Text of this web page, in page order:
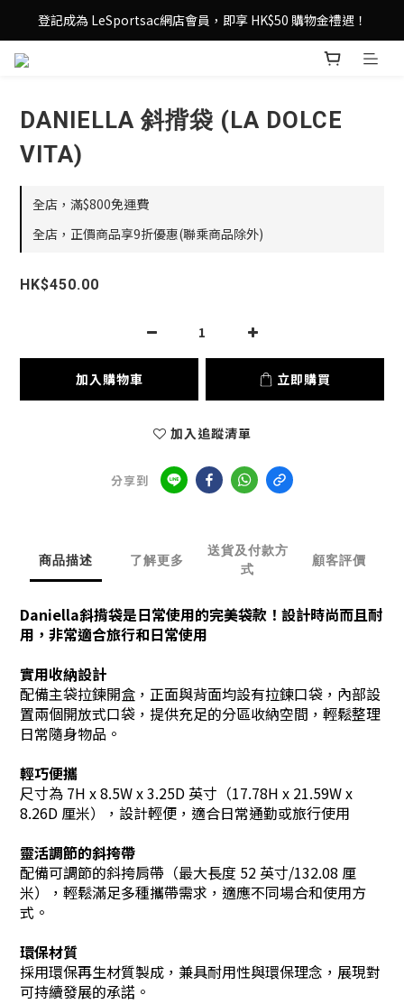
登記成為 LeSportsac網店會員，即享 HK$50 購物金禮遇！
登記成為 LeSportsac網店會員，即享 HK$50 購物金禮遇！
滿 $800尊享港澳免費送貨，購物從此更輕鬆自在！
DANIELLA 斜揹袋 (LA DOLCE
VITA)
全店，滿$800免運費
全店，正價商品享9折優惠(聯乘商品除外)
HK$450.00
加入購物車 立即購買
加入追蹤清單
分享到
商品描述 了解更多
送貨及付款方
式
顧客評價
Daniella斜揹袋是日常使用的完美袋款！設計時尚而且耐
用，非常適合旅行和日常使用
實用收納設計
配備主袋拉鍊開盒，正面與背面均設有拉鍊口袋，內部設
置兩個開放式口袋，提供充足的分區收納空間，輕鬆整理
日常隨身物品。
輕巧便攜
尺寸為 7H x 8.5W x 3.25D 英寸（17.78H x 21.59W x
8.26D 厘米），設計輕便，適合日常通勤或旅行使用
靈活調節的斜挎帶
配備可調節的斜挎肩帶（最大長度 52 英寸/132.08 厘
米），輕鬆滿足多種攜帶需求，適應不同場合和使用方
式。
環保材質
採用環保再生材質製成，兼具耐用性與環保理念，展現對
可持續發展的承諾。